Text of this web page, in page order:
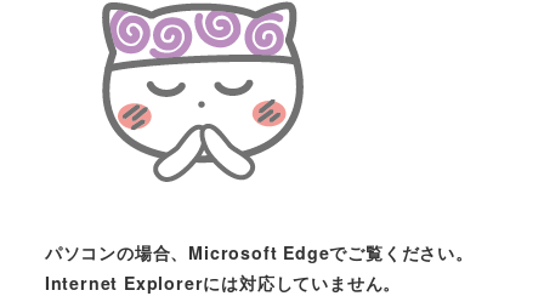
パソコンの場合、Microsoft Edgeでご覧ください。
Internet Explorerには対応していません。